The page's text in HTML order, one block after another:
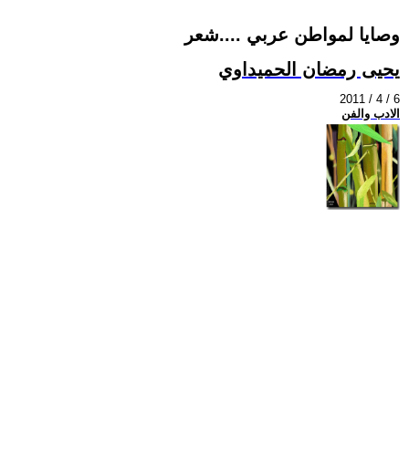
وصايا لمواطن عربي ....شعر
يحيى رمضان الحميداوي
2011 / 4 / 6
الادب والفن